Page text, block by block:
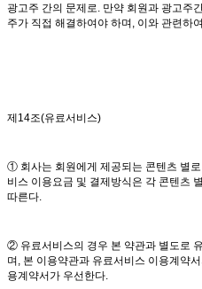
광고주 간의 문제로. 만약 회원과 광고주
주가 직접 해결하여야 하며, 이와 관련하
제14조(유료서비스)
① 회사는 회원에게 제공되는 콘텐츠 별
비스 이용요금 및 결제방식은 각 콘텐츠
따른다.
② 유료서비스의 경우 본 약관과 별도로
며, 본 이용약관과 유료서비스 이용계약
용계약서가 우선한다.